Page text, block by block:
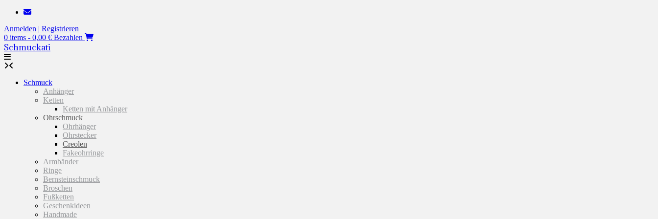
Zum
springen
Anmelden | Registrieren
0 items - 0,00 € Bezahlen
Schmuckati
Schmuck
Anhänger
Ketten
Ketten mit Anhänger
Ohrschmuck
Ohrhänger
Ohrstecker
Creolen
Fakeohrringe
Armbänder
Ringe
Bernsteinschmuck
Broschen
Fußketten
Geschenkideen
Handmade